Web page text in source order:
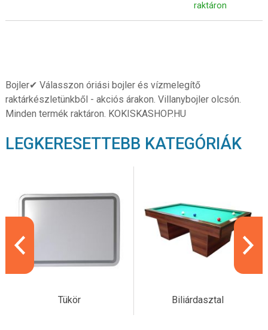
raktáron
Bojler✔ Válasszon óriási bojler és vízmelegítő
raktárkészletünkből - akciós árakon. Villanybojler olcsón.
Minden termék raktáron. KOKISKASHOP.HU
LEGKERESETTEBB KATEGÓRIÁK
Tükör Biliárdasztal